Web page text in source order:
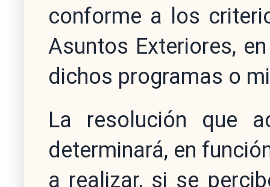
conforme a los
Asuntos Exteriores,
dichos programas o
La resolución que
determinará, en
a realizar, si se